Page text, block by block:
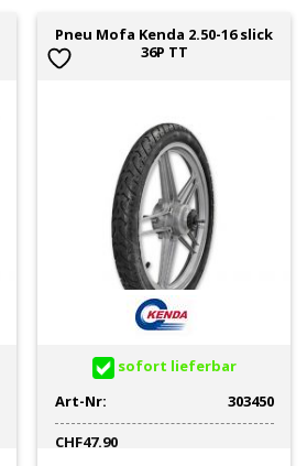
Pneu Mofa Kenda 2.50-16 slick
36P TT
sofort lieferbar
Art-Nr:
303450
CHF47.90